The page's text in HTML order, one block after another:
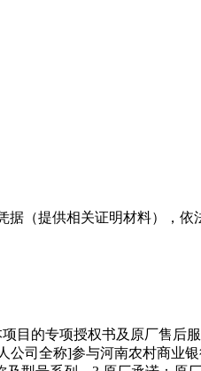
据（提供相关证明材料），依
目的专项授权书及原厂售后
公司全称]参与河南农村商业